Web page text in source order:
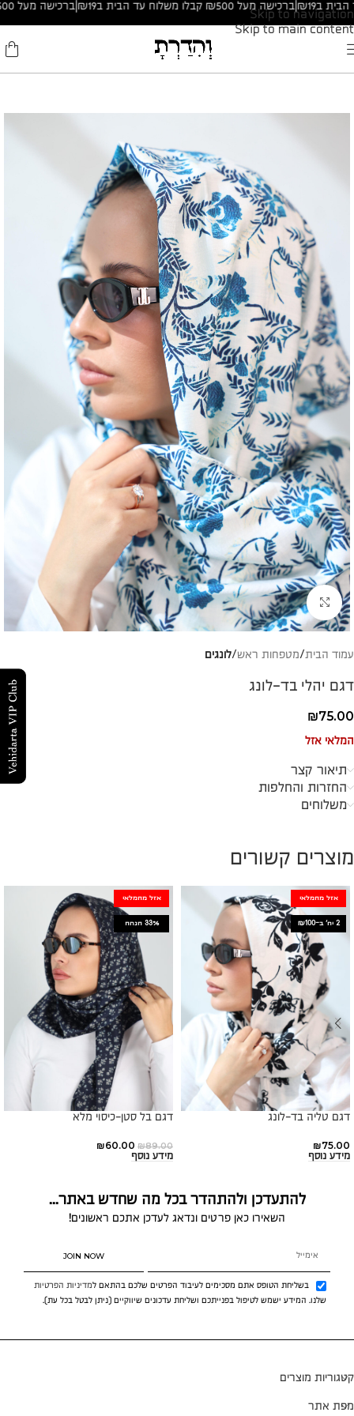
Skip to navigation
Skip to main content
ברכישה מעל ₪500 קבלו משלוח עד הבית ב₪19| ברכישה מעל ₪500 קבלו משלוח עד הבית ב₪19|
להגדלת התמונה
עמוד הבית מטפחות ראש לונגים
דגם יהלי בד-לונג
₪75.00
המלאי אזל
תיאור קצר
החזרות והחלפות
משלוחים
מוצרים קשורים
אזל מהמלאי
2 יח׳ ב-₪100
דגם טליה בד-לונג
₪75.00
מידע נוסף
אזל מהמלאי
33% הנחה
דגם בל סטן-כיסוי מלא
₪89.00
₪60.00
מידע נוסף
להתעדכן ולהתהדר בכל מה שחדש באתר...
השאירו כאן פרטים ונדאג לעדכן אתכם ראשונים!
בשליחת הטופס אתם מסכימים לעיבוד הפרטים שלכם בהתאם למדיניות הפרטיות
שלנו. המידע ישמש לטיפול בפנייתכם ושליחת עדכונים שיווקיים (ניתן לבטל בכל עת).
JOIN NOW
קטגוריות מוצרים
מפת אתר